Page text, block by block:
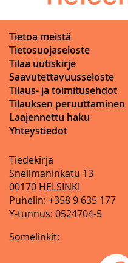
Tietoa meistä
Tietosuojaseloste
Tilaa uutiskirje
Saavutettavuusseloste
Tilaus- ja toimitusehdot
Tilauksen peruuttaminen
Laajennettu haku
Yhteystiedot
Tiedekirja
Snellmaninkatu 13
00170 HELSINKI
Puhelin: +358 9 635 177
Y-tunnus: 0524704-5
Somelinkit: